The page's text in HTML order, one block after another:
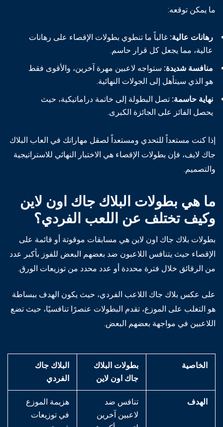
ما يمكن توقعه:
رهانات عالية: غالباً ما تنطوي بطولات الإقصاء على رهانات
عالية، مما يجعل كل قرار حاسم.
منافسة شديدة: ستواجه لاعبين مهرة آخرين، والأقوى فقط
هو الذي سيتأهل إلى الجولات النهائية.
نهاية حاسمة: تصل البطولة إلى خاتمة دراماتيكية، حيث
يحصل الفائز على الجائزة الكبرى.
إذا كنت مستعداً للتحدي ومستعداً لصقل مهاراتك في العاب البلاك
جاك لايف، فإن بطولات الإقصاء هي الاختبار النهائي للاستراتيجية
والتصميم.
ما هي بطولات البلاك جاك اون لاين
وكيف تختلف عن اللعب الفردي؟
بطولات بلاك جاك اون لاين هي مسابقات موقوتة أو قائمة على
الإقصاء حيث يتنافس اللاعبون ضد بعضهم البعض للفوز بأكبر عدد
من الرقائق خلال فترة محددة أو عدد محدد من توزيعات الورق.
على عكس بلاك جاك اللاعب الفردي، حيث يكون الهدف ببساطة
هو التغلب على الموزع، تقدم البطولات عنصرًا تنافسيًا، حيث تضع
اللاعبين في مواجهة بعضهم البعض.
الخاصية
بطولات البلاك
جاك اون لاين
البلاك جاك
الفردي
الهدف
تنافس ضد
لاعبين آخرين
هزيمة الموزع
في توزيعات